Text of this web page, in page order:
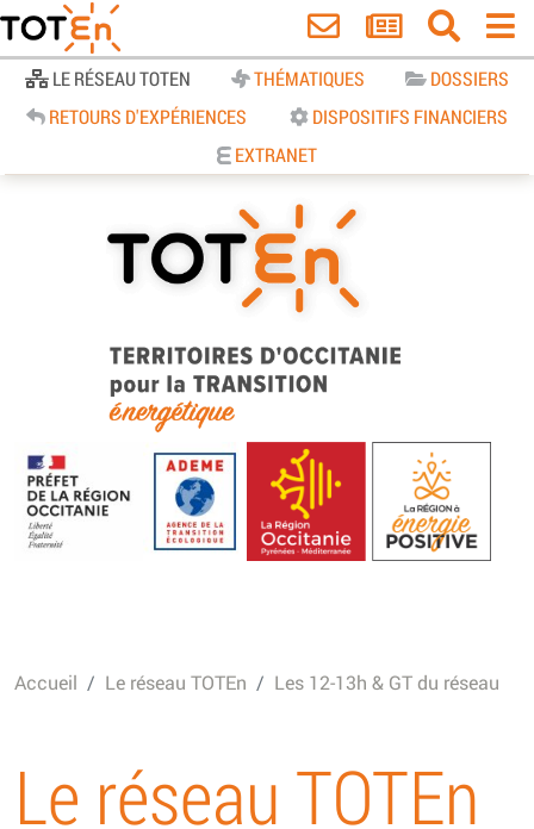
LE RÉSEAU TOTEN THÉMATIQUES
DOSSIERS
RETOURS D'EXPÉRIENCES
DISPOSITIFS FINANCIERS
EXTRANET
TOTEn Occitanie | Territoires
d’Occitanie pour la Transition
Energétique
Accueil Le réseau TOTEn Les 12-13h & GT du réseau
Le réseau TOTEn